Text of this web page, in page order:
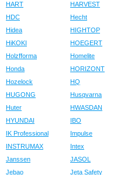
HART
HARVEST
HDC
Hecht
Hidea
HIGHTOP
HiKOKI
HOEGERT
Holzfforma
Homelite
Honda
HORIZONT
Hozelock
HQ
HUGONG
Husqvarna
Huter
HWASDAN
HYUNDAI
IBO
IK Professional
Impulse
INSTRUMAX
Intex
Janssen
JASOL
Jebao
Jeta Safety